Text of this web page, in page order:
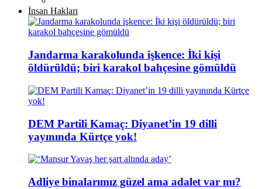
İnsan Hakları
Jandarma karakolunda işkence: İki kişi
öldürüldü; biri karakol bahçesine gömüldü
DEM Partili Kamaç: Diyanet’in 19 dilli
yayınında Kürtçe yok!
Adliye binalarımız güzel ama adalet var mı?